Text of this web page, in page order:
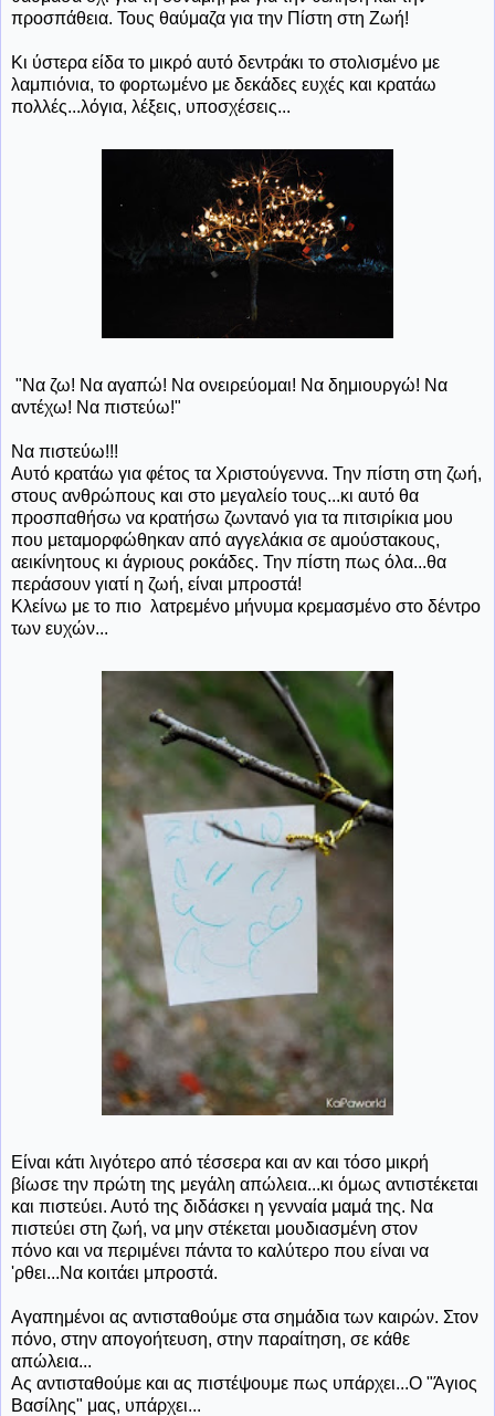
προσπάθεια. Τους θαύμαζα για την Πίστη στη Ζωή!
Κι ύστερα είδα το μικρό αυτό δεντράκι το στολισμένο με
λαμπιόνια, το φορτωμένο με δεκάδες ευχές και κρατάω
πολλές...λόγια, λέξεις, υποσχέσεις...
"Να ζω! Να αγαπώ! Να ονειρεύομαι! Να δημιουργώ! Να
αντέχω! Να πιστεύω!"
Να πιστεύω!!!
Αυτό κρατάω για φέτος τα Χριστούγεννα. Την πίστη στη ζωή,
στους ανθρώπους και στο μεγαλείο τους...κι αυτό θα
προσπαθήσω να κρατήσω ζωντανό για τα πιτσιρίκια μου
που μεταμορφώθηκαν από αγγελάκια σε αμούστακους,
αεικίνητους κι άγριους ροκάδες. Την πίστη πως όλα...θα
περάσουν γιατί η ζωή, είναι μπροστά!
Κλείνω με το πιο λατρεμένο μήνυμα κρεμασμένο στο δέντρο
των ευχών...
Είναι κάτι λιγότερο από τέσσερα και αν και τόσο μικρή
βίωσε την πρώτη της μεγάλη απώλεια...κι όμως αντιστέκεται
και πιστεύει. Αυτό της διδάσκει η γενναία μαμά της. Να
πιστεύει στη ζωή, να μην στέκεται μουδιασμένη στον
πόνο και να περιμένει πάντα το καλύτερο που είναι να
'ρθει...Να κοιτάει μπροστά.
Αγαπημένοι ας αντισταθούμε στα σημάδια των καιρών. Στον
πόνο, στην απογοήτευση, στην παραίτηση, σε κάθε
απώλεια...
Ας αντισταθούμε και ας πιστέψουμε πως υπάρχει...Ο "Άγιος
Βασίλης" μας, υπάρχει...